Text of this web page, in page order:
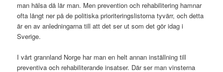
man hälsa då lär man. Men prevention och rehabilitering hamnar
ofta långt ner på de politiska prioriteringslistorna tyvärr, och detta
är en av anledningarna till att det ser ut som det gör idag i
Sverige.
I vårt grannland Norge har man en helt annan inställning till
preventiva och rehabiliterande insatser. Där ser man vinsterna